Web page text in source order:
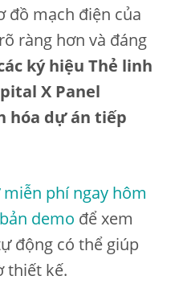
đồ mạch điện của
ràng hơn và đáng
ký hiệu Thẻ linh
X Panel
hóa dự án tiếp
phí ngay hôm
demo để xem
động có thể giúp
thiết kế.